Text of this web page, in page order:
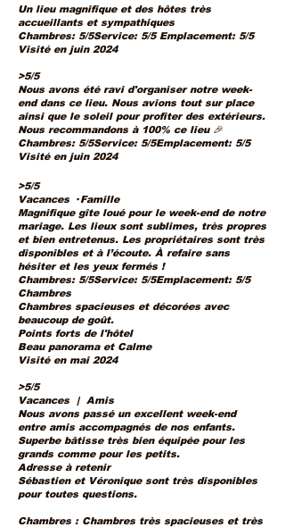
Un lieu magnifique et des hôtes très
accueillants et sympathiques
Chambres: 5/5Service: 5/5 Emplacement: 5/5
Visité en juin 2024
>5/5
Nous avons été ravi d'organiser notre week-
end dans ce lieu. Nous avions tout sur place
ainsi que le soleil pour profiter des extérieurs.
Nous recommandons à 100% ce lieu 🎉
Chambres: 5/5Service: 5/5Emplacement: 5/5
Visité en juin 2024
>5/5
Vacances · Famille
Magnifique gîte loué pour le week-end de notre
mariage. Les lieux sont sublimes, très propres
et bien entretenus. Les propriétaires sont très
disponibles et à l’écoute. À refaire sans
hésiter et les yeux fermés !
Chambres: 5/5Service: 5/5Emplacement: 5/5
Chambres
Chambres spacieuses et décorées avec
beaucoup de goût.
Points forts de l'hôtel
Beau panorama et Calme
Visité en mai 2024
>5/5
Vacances | Amis
Nous avons passé un excellent week-end
entre amis accompagnés de nos enfants.
Superbe bâtisse très bien équipée pour les
grands comme pour les petits.
Adresse à retenir
Sébastien et Véronique sont très disponibles
pour toutes questions.
Chambres : Chambres très spacieuses et très